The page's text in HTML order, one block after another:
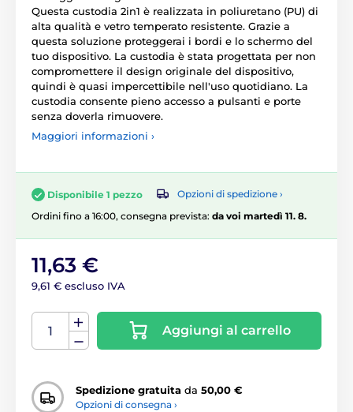
Questa custodia 2in1 è realizzata in poliuretano (PU) di
alta qualità e vetro temperato resistente. Grazie a
questa soluzione proteggerai i bordi e lo schermo del
tuo dispositivo. La custodia è stata progettata per non
compromettere il design originale del dispositivo,
quindi è quasi impercettibile nell'uso quotidiano. La
custodia consente pieno accesso a pulsanti e porte
senza doverla rimuovere.
Maggiori informazioni ›
Disponibile 1 pezzo
Opzioni di spedizione ›
Ordini fino a 16:00, consegna prevista: da voi martedì 11. 8.
11,63 €
9,61 € escluso IVA
Aggiungi al carrello
Spedizione gratuita da 50,00 €
Opzioni di consegna ›